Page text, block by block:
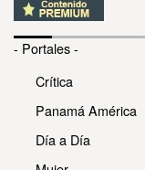
- Portales -
Crítica
Panamá América
Día a Día